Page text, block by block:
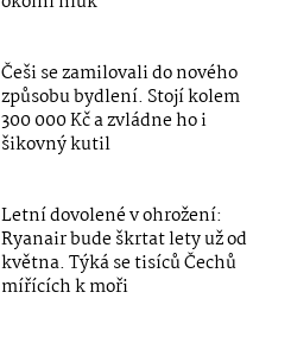
Češi se zamilovali do nového
způsobu bydlení. Stojí kolem
300 000 Kč a zvládne ho i
šikovný kutil
Letní dovolené v ohrožení:
Ryanair bude škrtat lety už od
května. Týká se tisíců Čechů
mířících k moři